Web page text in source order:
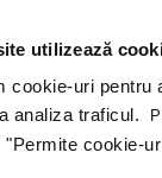
utilizează
cookie-uri pentru
analiza traficul.
"Permite cookie-